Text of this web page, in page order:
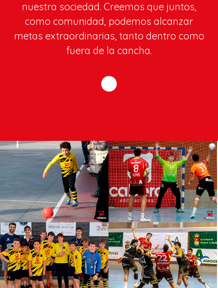
nuestra sociedad. Creemos que juntos,
como comunidad, podemos alcanzar
metas extraordinarias, tanto dentro como
fuera de la cancha.